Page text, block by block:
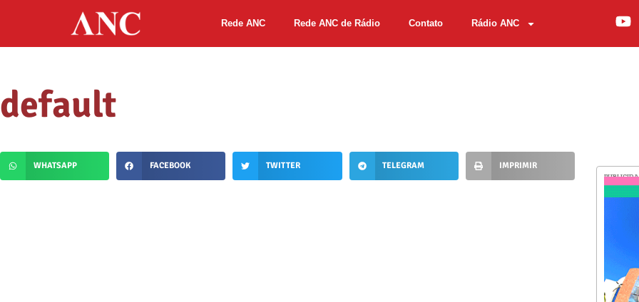
Rede ANC Rede ANC de Rádio Contato Rádio ANC
default
WHATSAPP FACEBOOK TWITTER TELEGRAM IMPRIMIR